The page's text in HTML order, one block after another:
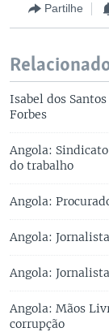
Partilhe
Isabel dos
Forbes
Angola:
do trabalho
Angola:
Angola:
Angola:
Angola: Mãos
corrupção